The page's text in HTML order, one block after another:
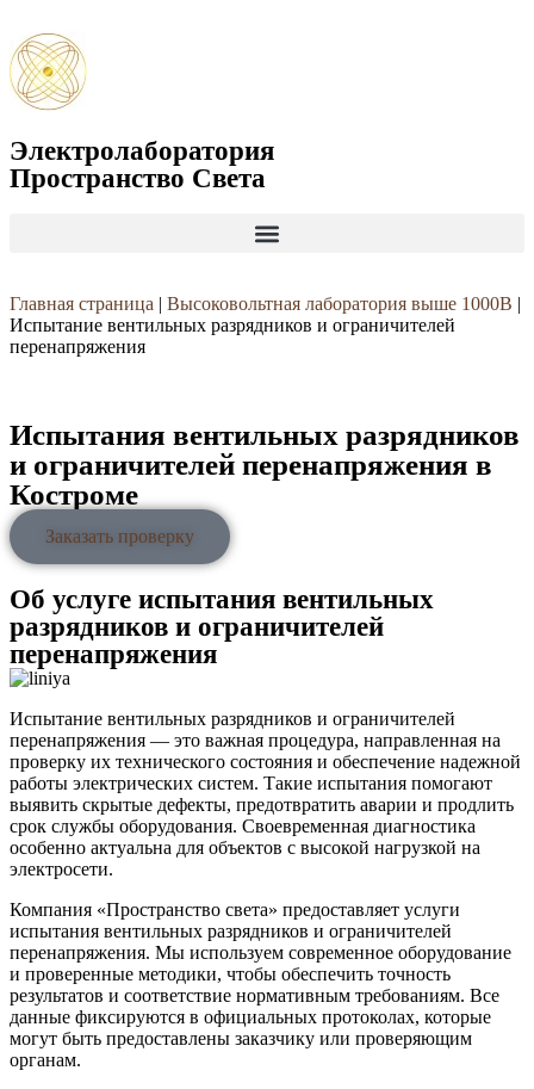
Электролаборатория
Пространство Света
Главная страница | Высоковольтная лаборатория выше 1000В |
Испытание вентильных разрядников и ограничителей
перенапряжения
Испытания вентильных разрядников
и ограничителей перенапряжения в
Костроме
Заказать проверку
Об услуге испытания вентильных
разрядников и ограничителей
перенапряжения
Испытание вентильных разрядников и ограничителей
перенапряжения — это важная процедура, направленная на
проверку их технического состояния и обеспечение надежной
работы электрических систем. Такие испытания помогают
выявить скрытые дефекты, предотвратить аварии и продлить
срок службы оборудования. Своевременная диагностика
особенно актуальна для объектов с высокой нагрузкой на
электросети.
Компания «Пространство света» предоставляет услуги
испытания вентильных разрядников и ограничителей
перенапряжения. Мы используем современное оборудование
и проверенные методики, чтобы обеспечить точность
результатов и соответствие нормативным требованиям. Все
данные фиксируются в официальных протоколах, которые
могут быть предоставлены заказчику или проверяющим
органам.